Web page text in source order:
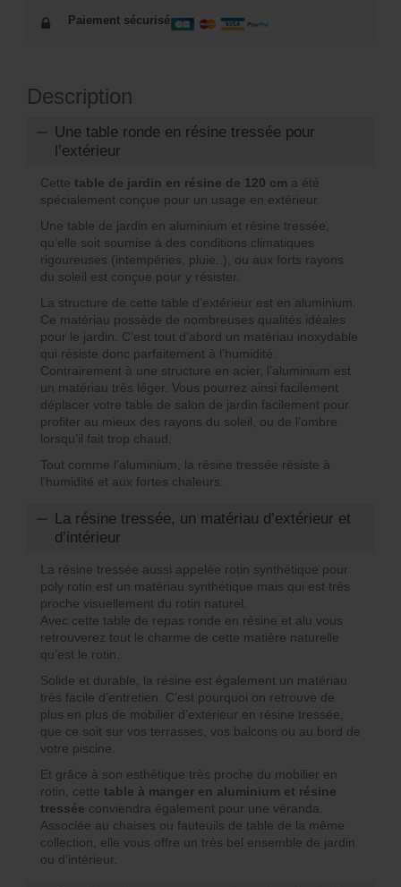
Paiement sécurisé
Description
Une table ronde en résine tressée pour
l’extérieur
Cette table de jardin en résine de 120 cm a été
spécialement conçue pour un usage en extérieur.
Une table de jardin en aluminium et résine tressée,
qu’elle soit soumise à des conditions climatiques
rigoureuses (intempéries, pluie..), ou aux forts rayons
du soleil est conçue pour y résister.
La structure de cette table d’extérieur est en aluminium.
Ce matériau possède de nombreuses qualités idéales
pour le jardin. C’est tout d’abord un matériau inoxydable
qui résiste donc parfaitement à l’humidité.
Contrairement à une structure en acier, l’aluminium est
un matériau très léger. Vous pourrez ainsi facilement
déplacer votre table de salon de jardin facilement pour
profiter au mieux des rayons du soleil, ou de l’ombre
lorsqu’il fait trop chaud.
Tout comme l’aluminium, la résine tressée résiste à
l’humidité et aux fortes chaleurs.
La résine tressée, un matériau d’extérieur et
d’intérieur
La résine tressée aussi appelée rotin synthétique pour
poly rotin est un matériau synthétique mais qui est très
proche visuellement du rotin naturel.
Avec cette table de repas ronde en résine et alu vous
retrouverez tout le charme de cette matière naturelle
qu’est le rotin.
Solide et durable, la résine est également un matériau
très facile d’entretien. C’est pourquoi on retrouve de
plus en plus de mobilier d’extérieur en résine tressée,
que ce soit sur vos terrasses, vos balcons ou au bord de
votre piscine.
Et grâce à son esthétique très proche du mobilier en
rotin, cette table à manger en aluminium et résine
tressée conviendra également pour une véranda.
Associée au chaises ou fauteuils de table de la même
collection, elle vous offre un très bel ensemble de jardin
ou d’intérieur.